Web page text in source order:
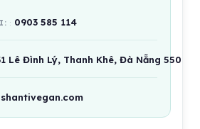
0903 585 114
Lê Đình Lý, Thanh Khê, Đà Nẵng
shantivegan.com